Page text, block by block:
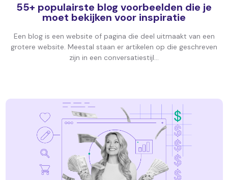
55+ populairste blog voorbeelden die je
moet bekijken voor inspiratie
Een blog is een website of pagina die deel uitmaakt van een
grotere website. Meestal staan er artikelen op die geschreven
zijn in een conversatiestijl...